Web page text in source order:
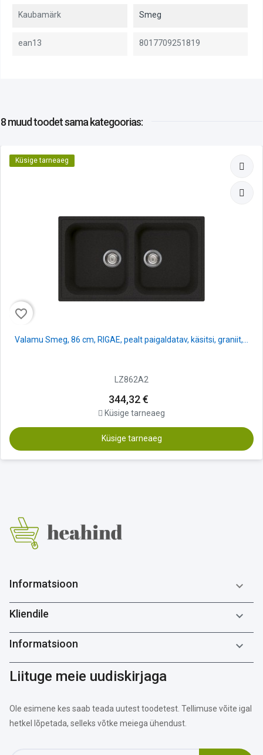
Kaubamärk Smeg
ean13 8017709251819
8 muud toodetsama kategoorias:
favorite_border
Küsige tarneaeg
Valamu Smeg, 86 cm, RIGAE, pealt paigaldatav, käsitsi, graniit,...
LZ862A2
344,32 €
Küsige tarneaeg
Küsige tarneaeg
Informatsioon 
Kliendile 
Informatsioon 
Liituge meie uudiskirjaga
Ole esimene kes saab teada uutest toodetest. Tellimuse võite igal
hetkel lõpetada, selleks võtke meiega ühendust.